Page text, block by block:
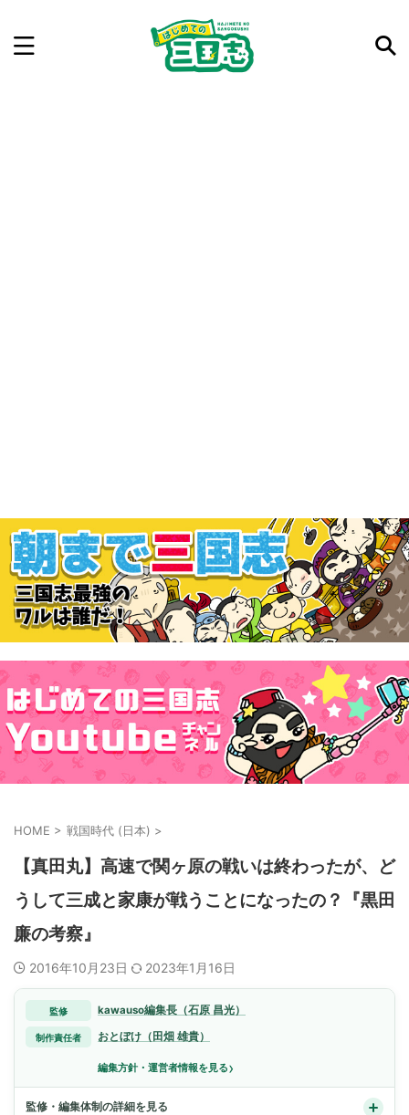
HOME > 戦国時代 (日本) >
【真田丸】高速で関ヶ原の戦いは終わったが、ど
うして三成と家康が戦うことになったの？『黒田
廉の考察』
2016年10月23日 2023年1月16日
監修 kawauso編集長（石原 昌光）
制作責任者 おとぼけ（田畑 雄貴）
編集方針・運営者情報を見る›
監修・編集体制の詳細を見る